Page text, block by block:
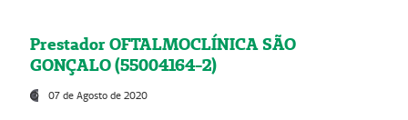
Prestador OFTALMOCLÍNICA SÃO
GONÇALO (55004164-2)
07 de Agosto de 2020